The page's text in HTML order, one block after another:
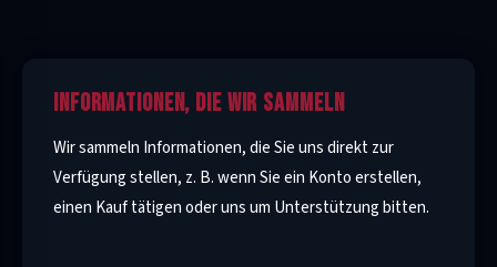
INFORMATIONEN, DIE WIR SAMMELN
Wir sammeln Informationen, die Sie uns direkt zur
Verfügung stellen, z. B. wenn Sie ein Konto erstellen,
einen Kauf tätigen oder uns um Unterstützung bitten.